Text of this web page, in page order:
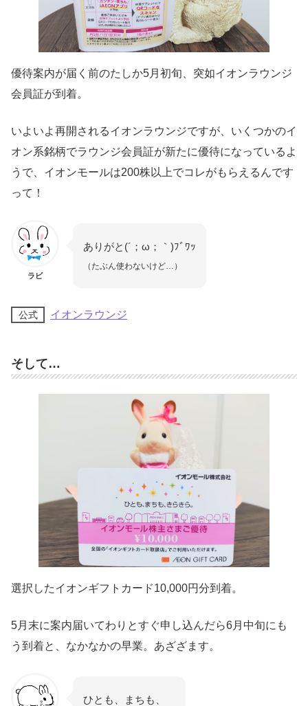
優待案内が届く前のたしか5月初旬、突如イオンラウンジ
会員証が到着。
いよいよ再開されるイオンラウンジですが、いくつかのイ
オン系銘柄でラウンジ会員証が新たに優待になっているよ
うで、イオンモールは200株以上でコレがもらえるんです
って！
ラビ
ありがと(´；ω；｀)ﾌﾞﾜｯ
（たぶん使わないけど…）
公式 イオンラウンジ
そして…
選択したイオンギフトカード10,000円分到着。
5月末に案内届いてわりとすぐ申し込んだら6月中旬にも
う到着と、なかなかの早業。あざざます。
ひとも、まちも、